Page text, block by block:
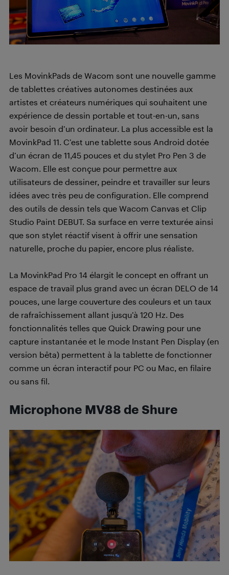
Les MovinkPads de Wacom sont une nouvelle gamme
de tablettes créatives autonomes destinées aux
artistes et créateurs numériques qui souhaitent une
expérience de dessin portable et tout-en-un, sans
avoir besoin d’un ordinateur. La plus accessible est la
MovinkPad 11. C’est une tablette sous Android dotée
d’un écran de 11,45 pouces et du stylet Pro Pen 3 de
Wacom. Elle est conçue pour permettre aux
utilisateurs de dessiner, peindre et travailler sur leurs
idées avec très peu de configuration. Elle comprend
des outils de dessin tels que Wacom Canvas et Clip
Studio Paint DEBUT. Sa surface en verre texturée ainsi
que son stylet réactif visent à offrir une sensation
naturelle, proche du papier, encore plus réaliste.
La MovinkPad Pro 14 élargit le concept en offrant un
espace de travail plus grand avec un écran DELO de 14
pouces, une large couverture des couleurs et un taux
de rafraîchissement allant jusqu’à 120 Hz. Des
fonctionnalités telles que Quick Drawing pour une
capture instantanée et le mode Instant Pen Display (en
version bêta) permettent à la tablette de fonctionner
comme un écran interactif pour PC ou Mac, en filaire
ou sans fil.
Microphone MV88 de Shure